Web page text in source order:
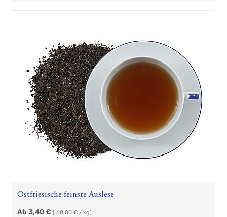
Ostfriesische feinste Auslese
Ab 3,40€ ( 68,00 € / kg)